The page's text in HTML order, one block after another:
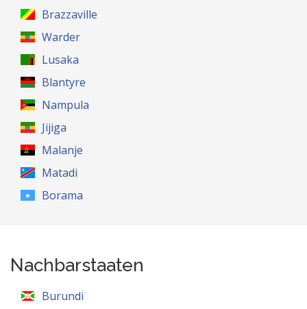
Brazzaville
Warder
Lusaka
Blantyre
Nampula
Jijiga
Malanje
Matadi
Borama
Nachbarstaaten
Burundi